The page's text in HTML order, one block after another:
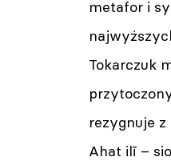
metafor i
Tokarczuk
rezygnuje
Ahat ilī –